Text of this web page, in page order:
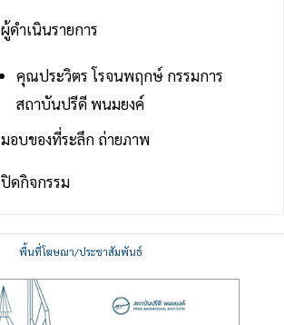
ผู้ดำเนินรายการ
คุณประวิตร โรจนพฤกษ์ กรรมการ
สถาบันปรีดี พนมยงค์
มอบของที่ระลึก ถ่ายภาพ
ปิดกิจกรรม
พื้นที่โฆษณา/ประชาสัมพันธ์